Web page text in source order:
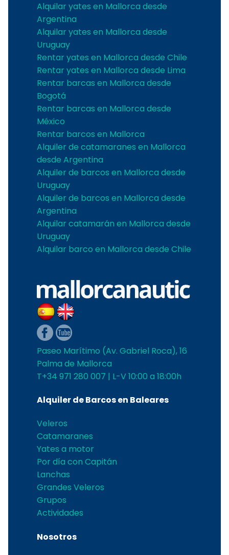
Alquilar yates en Mallorca desde
Argentina
Alquilar yates en Mallorca desde
Uruguay
Rentar yates en Mallorca desde Chile
Rentar yates en Mallorca desde Lima
Rentar barcas en Mallorca desde
Bogotá
Rentar barcas en Mallorca desde
México
Rentar barcos en Mallorca
Alquiler de catamaranes en Mallorca
desde Argentina
Alquiler de barcos en Mallorca desde
Uruguay
Alquiler de barcos en Mallorca desde
Argentina
Alquilar catamarán en Mallorca desde
Uruguay
Alquilar barco en Mallorca desde Chile
Paseo Marítimo (Av. Gabriel Roca), 16
Palma de Mallorca
T+34 971 280 007 | L-V 10:00 a 18:00h
Alquiler de Barcos en Baleares
Veleros
Catamaranes
Yates a motor
Por día con Capitán
Lanchas
Grandes Veleros
Grupos
Actividades
Nosotros